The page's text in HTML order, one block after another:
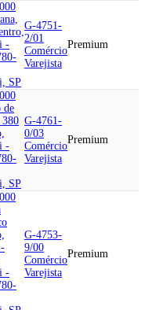
-
SP
G-4751-
2/01
Comércio
Varejista
Premium
de
380
-
SP
G-4761-
0/03
Comércio
Varejista
Premium
-
G-4753-
9/00
Comércio
Varejista
Premium